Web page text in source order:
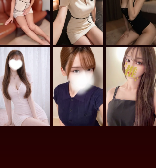
新橋・品川エリア
東京駅・日本橋・八丁堀 銀
浜松町・田町 五
上野・秋葉原・錦糸町エリア
錦糸町・亀戸 葛
上